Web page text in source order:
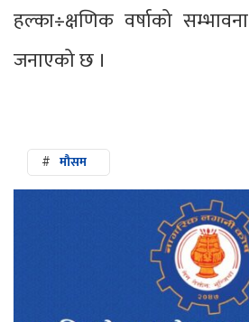
हल्का÷क्षणिक वर्षाको
जनाएको छ ।
# मौसम